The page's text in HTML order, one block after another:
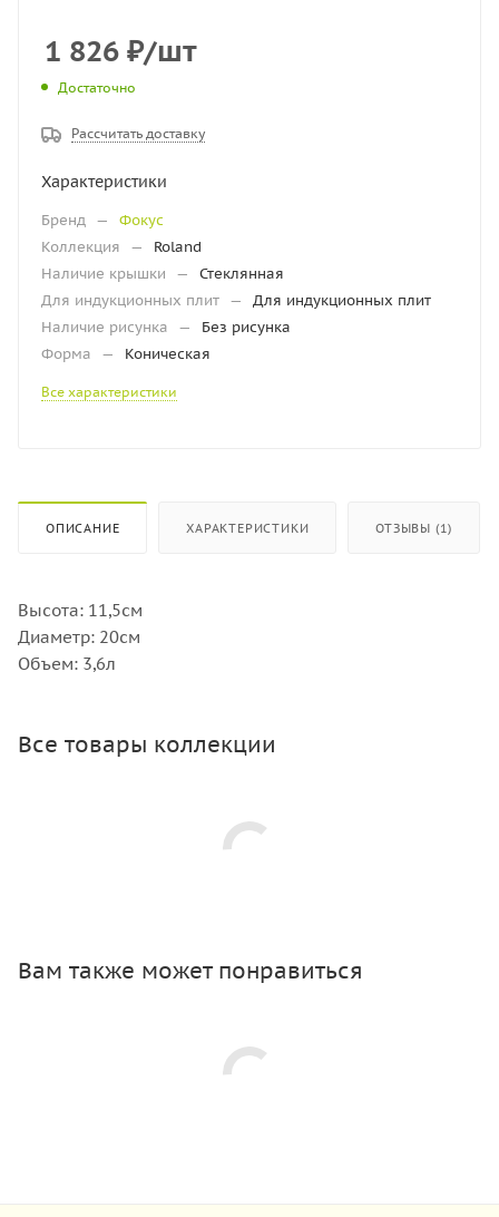
1 826 ₽/шт
Достаточно
Рассчитать доставку
Характеристики
Бренд —
Фокус
Коллекция
—
Roland
Наличие крышки
—
Стеклянная
Для индукционных плит —
Для индукционных плит
Наличие рисунка
—
Без рисунка
Форма
— Коническая
Все характеристики
ОПИСАНИЕ ХАРАКТЕРИСТИКИ ОТЗЫВЫ (1)
Высота: 11,5см
Диаметр: 20см
Объем: 3,6л
Все товары коллекции
Вам также может понравиться